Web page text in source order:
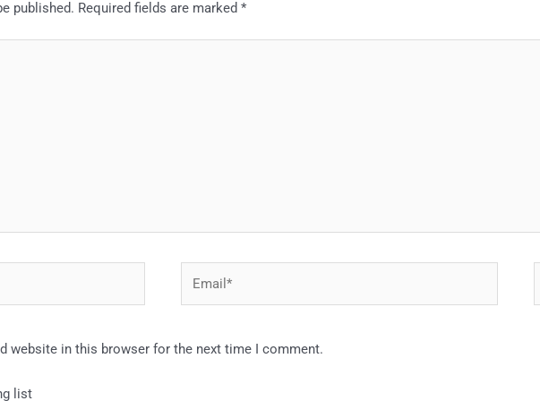
published. Required fields are marked *
website in this browser for the next time I comment.
list